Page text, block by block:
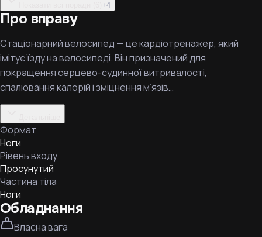
+4
Про вправу
Стаціонарний велосипед — це кардіотренажер, який
імітує їзду на велосипеді. Він призначений для
покращення серцево-судинної витривалості,
спалювання калорій і зміцнення м’язів…
Формат
Ноги
Рівень входу
Просунутий
Частина тіла
Ноги
Обладнання
Власна вага